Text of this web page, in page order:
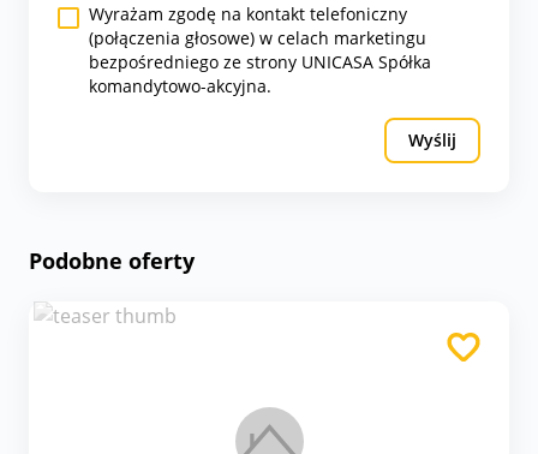
Wyrażam zgodę na kontakt telefoniczny
(połączenia głosowe) w celach marketingu
bezpośredniego ze strony UNICASA Spółka
komandytowo-akcyjna.
Wyślij
Podobne oferty